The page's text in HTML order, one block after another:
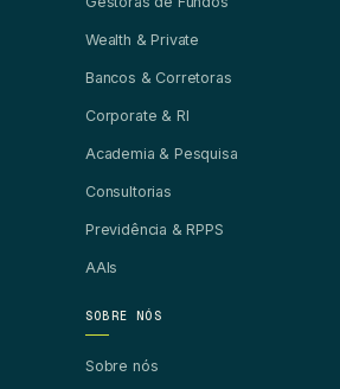
Wealth & Private
Bancos & Corretoras
Corporate & RI
Academia & Pesquisa
Consultorias
Previdência & RPPS
AAIs
SOBRE NÓS
Sobre nós